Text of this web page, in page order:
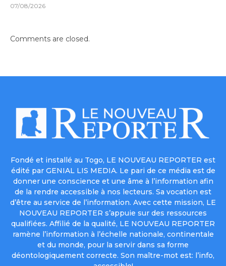
07/08/2026
Comments are closed.
Fondé et installé au Togo, LE NOUVEAU REPORTER est
édité par GENIAL LIS MEDIA. Le pari de ce média est de
donner une conscience et une âme à l’information afin
de la rendre accessible à nos lecteurs. Sa vocation est
d’être au service de l’information. Avec cette mission, LE
NOUVEAU REPORTER s’appuie sur des ressources
qualifiées. Affilié de la qualité, LE NOUVEAU REPORTER
ramène l’information à l’échelle nationale, continentale
et du monde, pour la servir dans sa forme
déontologiquement correcte. Son maître-mot est: l’info,